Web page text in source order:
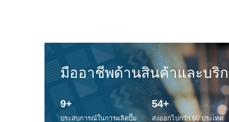
มืออาชีพด้านสินค้าและบริ
10
ประสบการณ์ในการผลิตปั๊ม
60+
ส่งออกไปกว่า 60 ประเทศ